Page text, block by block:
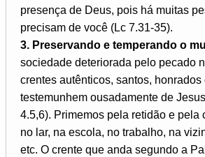
presença de Deus, pois há muitas
precisam de você (Lc 7.31-35).
3. Preservando e temperando o
sociedade deteriorada pelo pecado
crentes autênticos, santos, honrados
testemunhem ousadamente de
4.5,6). Primemos pela retidão e pela
no lar, na escola, no trabalho, na
etc. O crente que anda segundo a